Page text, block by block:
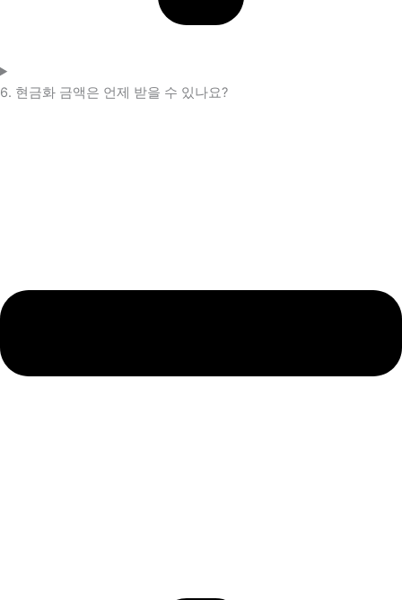
6. 현금화 금액은 언제 받을 수 있나요?